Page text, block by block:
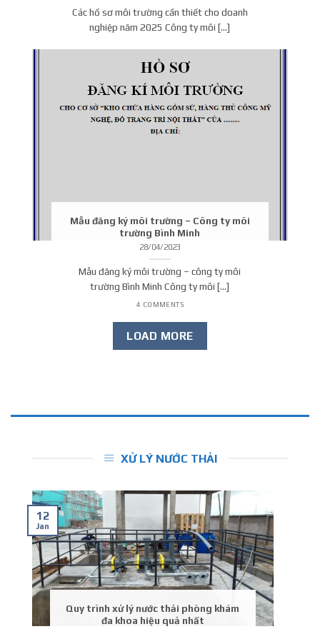
Các hồ sơ môi trường cần thiết cho doanh
nghiệp năm 2025 Công ty môi [...]
Mẫu đăng ký môi trường – Công ty môi
trường Bình Minh
28/04/2023
Mẫu đăng ký môi trường – công ty môi
trường Bình Minh Công ty môi [...]
4 COMMENTS
LOAD MORE
XỬ LÝ NƯỚC THẢI
Quy trình xử lý nước thải phòng khám
đa khoa hiệu quả nhất
12
Jan